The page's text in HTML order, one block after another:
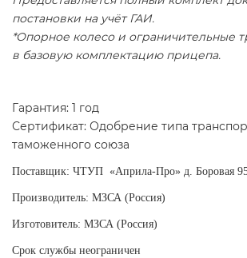
постановки на учёт ГАИ.
*Опорное колесо и ограничительные
в базовую комплектацию прицепа.
Гарантия: 1 год
Сертификат: Одобрение типа
таможенного союза
Поставщик: ЧТУП «Априла-Про» д. Боровая
Производитель: МЗСА (Россия)
Изготовитель: МЗСА (Россия)
Срок службы неограничен